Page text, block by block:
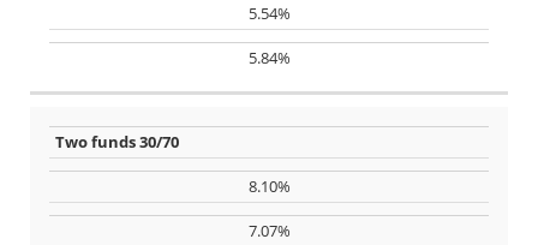
5.54%
5.84%
Two funds 30/70
8.10%
7.07%